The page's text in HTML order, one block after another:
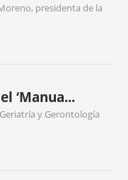
presidenta de la
‘Manua...
y Gerontología